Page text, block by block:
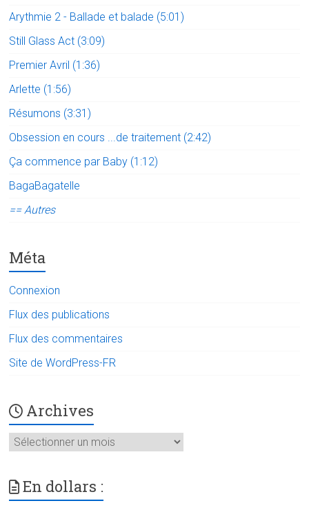
Arythmie 2 - Ballade et balade (5:01)
Still Glass Act (3:09)
Premier Avril (1:36)
Arlette (1:56)
Résumons (3:31)
Obsession en cours ...de traitement (2:42)
Ça commence par Baby (1:12)
BagaBagatelle
== Autres
Méta
Connexion
Flux des publications
Flux des commentaires
Site de WordPress-FR
Archives
Archives
En dollars :